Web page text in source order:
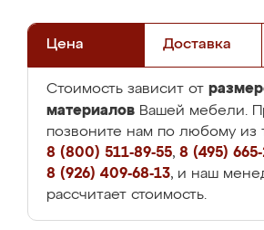
Цена Доставка
Стоимость зависит от
материалов Вашей мебели.
позвоните нам по любому из
8 (800) 511-89-55, 8 (495)
8 (926) 409-68-13, и наш
рассчитает стоимость.